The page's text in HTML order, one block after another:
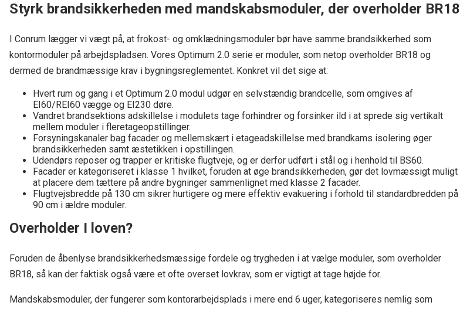
Styrk brandsikkerheden med mandskabsmoduler, der overholder BR18
I Conrum lægger vi vægt på, at frokost- og omklædningsmoduler bør have samme brandsikkerhed som
kontormoduler på arbejdspladsen. Vores Optimum 2.0 serie er moduler, som netop overholder BR18 og
dermed de brandmæssige krav i bygningsreglementet. Konkret vil det sige at:
Hvert rum og gang i et Optimum 2.0 modul udgør en selvstændig brandcelle, som omgives af
EI60/REI60 vægge og EI230 døre.
Vandret brandsektions adskillelse i modulets tage forhindrer og forsinker ild i at sprede sig vertikalt
mellem moduler i fleretageopstillinger.
Forsyningskanaler bag facader og mellemskært i etageadskillelse med brandkams isolering øger
brandsikkerheden samt æstetikken i opstillingen.
Udendørs reposer og trapper er kritiske flugtveje, og er derfor udført i stål og i henhold til BS60.
Facader er kategoriseret i klasse 1 hvilket, foruden at øge brandsikkerheden, gør det lovmæssigt muligt
at placere dem tættere på andre bygninger sammenlignet med klasse 2 facader.
Flugtvejsbredde på 130 cm sikrer hurtigere og mere effektiv evakuering i forhold til standardbredden på
90 cm i ældre moduler.
Overholder I loven?
Foruden de åbenlyse brandsikkerhedsmæssige fordele og trygheden i at vælge moduler, som overholder
BR18, så kan der faktisk også være et ofte overset lovkrav, som er vigtigt at tage højde for.
Mandskabsmoduler, der fungerer som kontorarbejdsplads i mere end 6 uger, kategoriseres nemlig som